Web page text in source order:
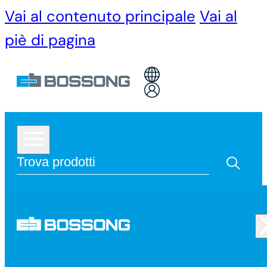
Vai al contenuto principale Vai al
piè di pagina